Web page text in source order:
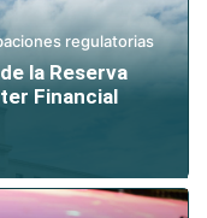
regulatorias
la Reserva
Financial